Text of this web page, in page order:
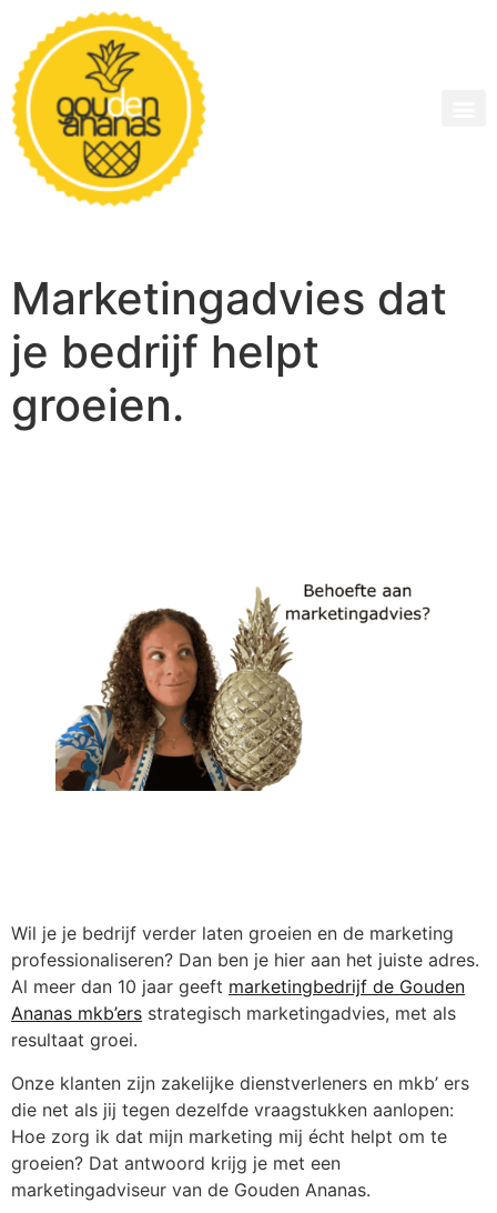
Marketingadvies dat
je bedrijf helpt
groeien.
Wil je je bedrijf verder laten groeien en de marketing
professionaliseren? Dan ben je hier aan het juiste adres.
Al meer dan 10 jaar geeft marketingbedrijf de Gouden
Ananas mkb’ers strategisch marketingadvies, met als
resultaat groei.
Onze klanten zijn zakelijke dienstverleners en mkb’ ers
die net als jij tegen dezelfde vraagstukken aanlopen:
Hoe zorg ik dat mijn marketing mij écht helpt om te
groeien? Dat antwoord krijg je met een
marketingadviseur van de Gouden Ananas.